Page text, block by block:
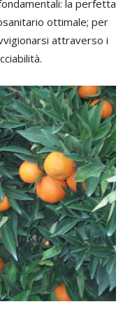
la perfetta
ottimale; per
attraverso i